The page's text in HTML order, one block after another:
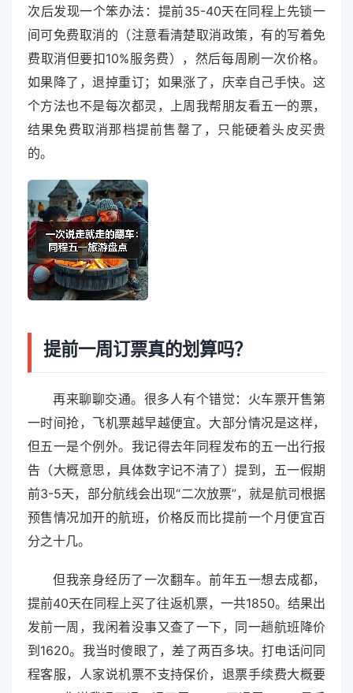
次后发现一个笨办法：提前35-40天在同程上先锁一
间可免费取消的（注意看清楚取消政策，有的写着免
费取消但要扣10%服务费），然后每周刷一次价格。
如果降了，退掉重订；如果涨了，庆幸自己手快。这
个方法也不是每次都灵，上周我帮朋友看五一的票，
结果免费取消那档提前售罄了，只能硬着头皮买贵
的。
提前一周订票真的划算吗？
再来聊聊交通。很多人有个错觉：火车票开售第
一时间抢，飞机票越早越便宜。大部分情况是这样，
但五一是个例外。我记得去年同程发布的五一出行报
告（大概意思，具体数字记不清了）提到，五一假期
前3-5天，部分航线会出现“二次放票”，就是航司根据
预售情况加开的航班，价格反而比提前一个月便宜百
分之十几。
但我亲身经历了一次翻车。前年五一想去成都，
提前40天在同程上买了往返机票，一共1850。结果出
发前一周，我闲着没事又查了一下，同一趟航班降价
到1620。我当时傻眼了，差了两百多块。打电话问同
程客服，人家说机票不支持保价，退票手续费大概要